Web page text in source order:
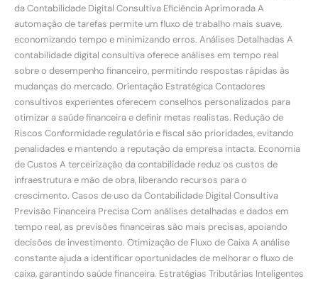
da Contabilidade Digital Consultiva Eficiência Aprimorada A
automação de tarefas permite um fluxo de trabalho mais suave,
economizando tempo e minimizando erros. Análises Detalhadas A
contabilidade digital consultiva oferece análises em tempo real
sobre o desempenho financeiro, permitindo respostas rápidas às
mudanças do mercado. Orientação Estratégica Contadores
consultivos experientes oferecem conselhos personalizados para
otimizar a saúde financeira e definir metas realistas. Redução de
Riscos Conformidade regulatória e fiscal são prioridades, evitando
penalidades e mantendo a reputação da empresa intacta. Economia
de Custos A terceirização da contabilidade reduz os custos de
infraestrutura e mão de obra, liberando recursos para o
crescimento. Casos de uso da Contabilidade Digital Consultiva
Previsão Financeira Precisa Com análises detalhadas e dados em
tempo real, as previsões financeiras são mais precisas, apoiando
decisões de investimento. Otimização de Fluxo de Caixa A análise
constante ajuda a identificar oportunidades de melhorar o fluxo de
caixa, garantindo saúde financeira. Estratégias Tributárias Inteligentes